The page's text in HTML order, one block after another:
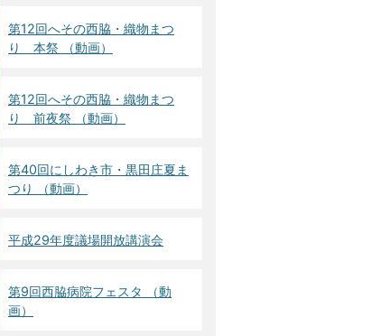
第12回へその西脇・織物まつ
り 本祭 （動画）
第12回へその西脇・織物まつ
り 前夜祭 （動画）
第40回にしわき市・黒田庄夏ま
つり （動画）
平成29年度議場開放講演会
第9回西脇病院フェスタ （動
画）